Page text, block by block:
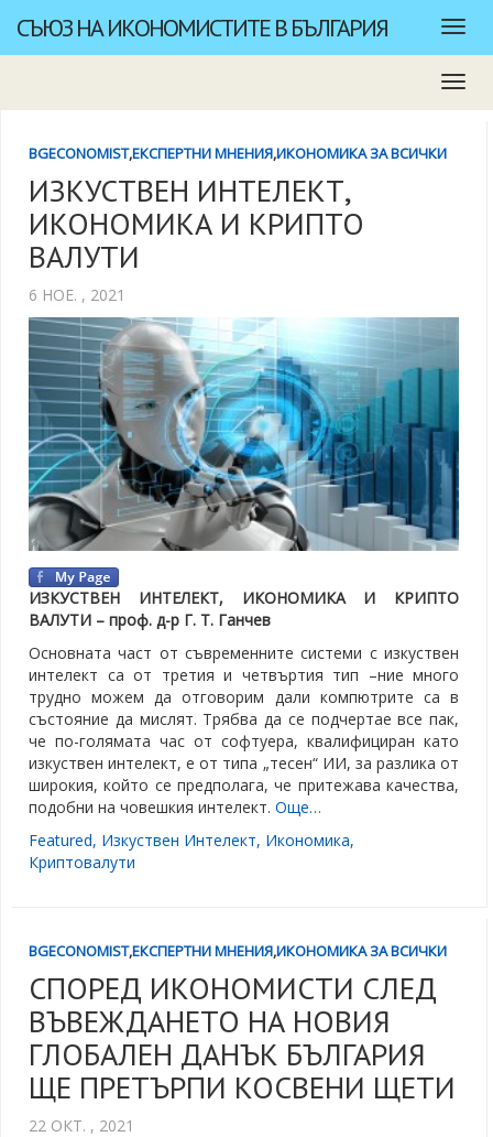
СЪЮЗ НА ИКОНОМИСТИТЕ В БЪЛГАРИЯ
BGECONOMIST,ЕКСПЕРТНИ МНЕНИЯ,ИКОНОМИКА ЗА ВСИЧКИ
ИЗКУСТВЕН ИНТЕЛЕКТ,
ИКОНОМИКА И КРИПТО
ВАЛУТИ
6 НОЕ. , 2021
ИЗКУСТВЕН ИНТЕЛЕКТ, ИКОНОМИКА И КРИПТО
ВАЛУТИ – проф. д-р Г. Т. Ганчев
Основната част от съвременните системи с изкуствен
интелект са от третия и четвъртия тип –ние много
трудно можем да отговорим дали компютрите са в
състояние да мислят. Трябва да се подчертае все пак,
че по-голямата час от софтуера, квалифициран като
изкуствен интелект, е от типа „тесен“ ИИ, за разлика от
широкия, който се предполага, че притежава качества,
подобни на човешкия интелект. Още…
Featured, Изкуствен Интелект, Икономика,
Криптовалути
BGECONOMIST,ЕКСПЕРТНИ МНЕНИЯ,ИКОНОМИКА ЗА ВСИЧКИ
СПОРЕД ИКОНОМИСТИ СЛЕД
ВЪВЕЖДАНЕТО НА НОВИЯ
ГЛОБАЛЕН ДАНЪК БЪЛГАРИЯ
ЩЕ ПРЕТЪРПИ КОСВЕНИ ЩЕТИ
22 ОКТ. , 2021